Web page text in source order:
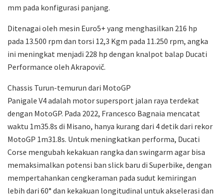
mm pada konfigurasi panjang.
Ditenagai oleh mesin Euro5+ yang menghasilkan 216 hp
pada 13.500 rpm dan torsi 12,3 Kgm pada 11.250 rpm, angka
ini meningkat menjadi 228 hp dengan knalpot balap Ducati
Performance oleh Akrapovič.
Chassis Turun-temurun dari MotoGP
Panigale V4 adalah motor supersport jalan raya terdekat
dengan MotoGP. Pada 2022, Francesco Bagnaia mencatat
waktu 1m35.8s di Misano, hanya kurang dari 4 detik dari rekor
MotoGP 1m31.8s. Untuk meningkatkan performa, Ducati
Corse mengubah kekakuan rangka dan swingarm agar bisa
memaksimalkan potensi ban slick baru di Superbike, dengan
mempertahankan cengkeraman pada sudut kemiringan
lebih dari 60° dan kekakuan longitudinal untuk akselerasi dan